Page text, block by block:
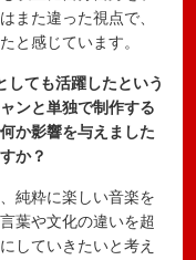
また違った視点で、
と感じています。
ても活躍したという
ンと単独で制作する
か影響を与えました
か？
純粋に楽しい音楽を
葉や文化の違いを超
していきたいと考え